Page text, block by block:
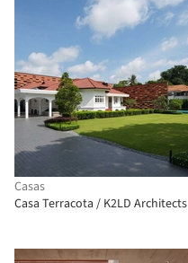
Casas
Casa Terracota / K2LD Architects